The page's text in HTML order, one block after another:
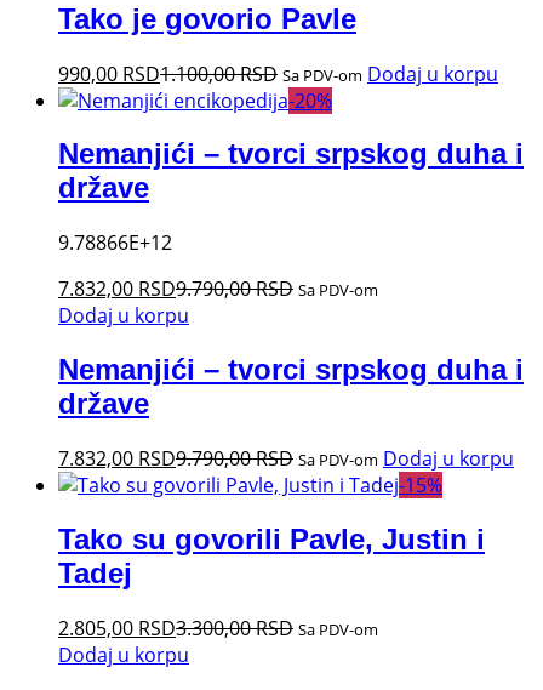
Tako je govorio Pavle
990,00 RSD1.100,00RSD Sa PDV-om Dodaj u korpu
-20%
Nemanjići – tvorci srpskog duha i
države
9.78866E+12
7.832,00 RSD9.790,00RSD Sa PDV-om
Dodaj u korpu
Nemanjići – tvorci srpskog duha i
države
7.832,00 RSD9.790,00RSD Sa PDV-om Dodaj u korpu
-15%
Tako su govorili Pavle, Justin i
Tadej
2.805,00 RSD3.300,00RSD Sa PDV-om
Dodaj u korpu